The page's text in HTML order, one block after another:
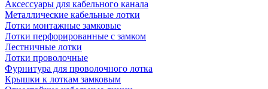
Аксессуары для кабельного канала
Металлические кабельные лотки
Лотки монтажные замковые
Лотки перфорированные с замком
Лестничные лотки
Лотки проволочные
Фурнитура для проволочного лотка
Крышки к лоткам замковым